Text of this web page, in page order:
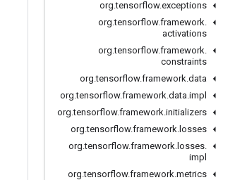
org.tensorflow.exceptions
org.tensorflow.framework.
activations
org.tensorflow.framework.
constraints
org.tensorflow.framework.data
org.tensorflow.framework.data.impl
org.tensorflow.framework.initializers
org.tensorflow.framework. losses
org.tensorflow.framework. losses.
impl
org.tensorflow.framework.metrics